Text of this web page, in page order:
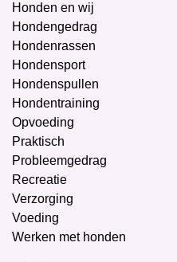
Honden en wij
Hondengedrag
Hondenrassen
Hondensport
Hondenspullen
Hondentraining
Opvoeding
Praktisch
Probleemgedrag
Recreatie
Verzorging
Voeding
Werken met honden